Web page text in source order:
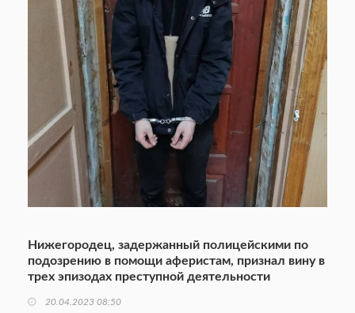
Нижегородец, задержанный полицейскими по
подозрению в помощи аферистам, признал вину в
трех эпизодах преступной деятельности
20.04.2023 08:50